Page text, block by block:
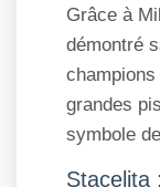
Grâce à
démontré
grandes
symbole
Stacelita